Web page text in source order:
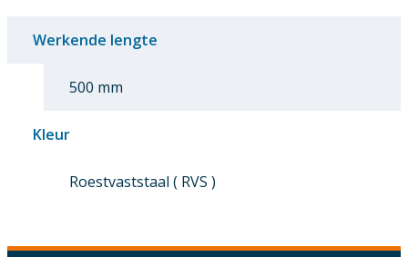
Werkende lengte
500 mm
Kleur
Roestvaststaal ( RVS )